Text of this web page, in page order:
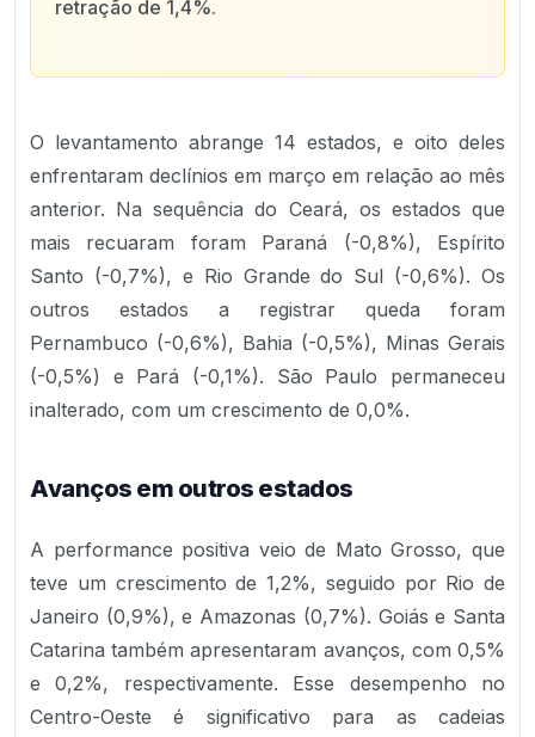
retração de 1,4%.
O levantamento abrange 14 estados, e oito deles
enfrentaram declínios em março em relação ao mês
anterior. Na sequência do Ceará, os estados que
mais recuaram foram Paraná (-0,8%), Espírito
Santo (-0,7%), e Rio Grande do Sul (-0,6%). Os
outros estados a registrar queda foram
Pernambuco (-0,6%), Bahia (-0,5%), Minas Gerais
(-0,5%) e Pará (-0,1%). São Paulo permaneceu
inalterado, com um crescimento de 0,0%.
Avanços em outros estados
A performance positiva veio de Mato Grosso, que
teve um crescimento de 1,2%, seguido por Rio de
Janeiro (0,9%), e Amazonas (0,7%). Goiás e Santa
Catarina também apresentaram avanços, com 0,5%
e 0,2%, respectivamente. Esse desempenho no
Centro-Oeste é significativo para as cadeias